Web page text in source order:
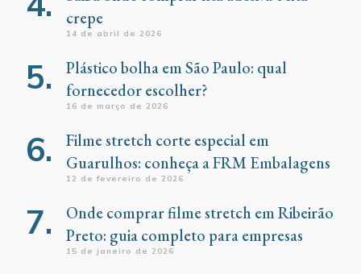
crepe
14 de abril de 2026
Plástico bolha em São Paulo: qual
fornecedor escolher?
16 de março de 2026
Filme stretch corte especial em
Guarulhos: conheça a FRM Embalagens
12 de fevereiro de 2026
Onde comprar filme stretch em Ribeirão
Preto: guia completo para empresas
15 de janeiro de 2026